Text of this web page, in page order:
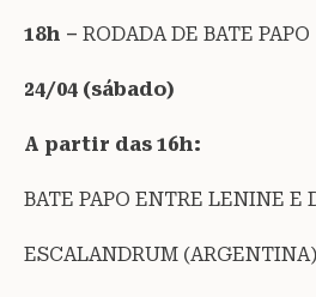
18h – RODADA DE BATE PAPO
24/04 (sábado)
A partir das 16h:
BATE PAPO ENTRE LENINE E
ESCALANDRUM (ARGENTINA)